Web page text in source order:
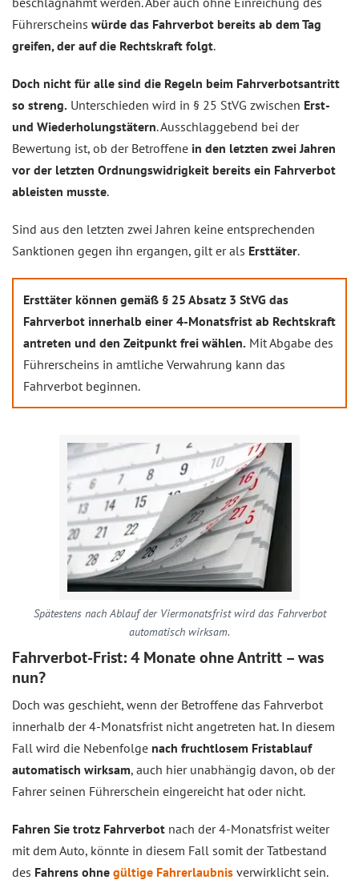
Führerscheins würde das Fahrverbot bereits ab dem Tag
greifen, der auf die Rechtskraft folgt.
Doch nicht für alle sind die Regeln beim Fahrverbotsantritt
so streng. Unterschieden wird in § 25 StVG zwischen Erst-
und Wiederholungstätern. Ausschlaggebend bei der
Bewertung ist, ob der Betroffene in den letzten zwei Jahren
vor der letzten Ordnungswidrigkeit bereits ein Fahrverbot
ableisten musste.
Sind aus den letzten zwei Jahren keine entsprechenden
Sanktionen gegen ihn ergangen, gilt er als Ersttäter.
Ersttäter können gemäß § 25 Absatz 3 StVG das
Fahrverbot innerhalb einer 4-Monatsfrist ab Rechtskraft
antreten und den Zeitpunkt frei wählen. Mit Abgabe des
Führerscheins in amtliche Verwahrung kann das
Fahrverbot beginnen.
Spätestens nach Ablauf der Viermonatsfrist wird das Fahrverbot
automatisch wirksam.
Fahrverbot-Frist: 4 Monate ohne Antritt – was
nun?
Doch was geschieht, wenn der Betroffene das Fahrverbot
innerhalb der 4-Monatsfrist nicht angetreten hat. In diesem
Fall wird die Nebenfolge nach fruchtlosem Fristablauf
automatisch wirksam, auch hier unabhängig davon, ob der
Fahrer seinen Führerschein eingereicht hat oder nicht.
Fahren Sie trotz Fahrverbot nach der 4-Monatsfrist weiter
mit dem Auto, könnte in diesem Fall somit der Tatbestand
des Fahrens ohne gültige Fahrerlaubnis verwirklicht sein.